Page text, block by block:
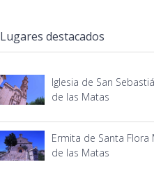
Lugares destacados
Iglesia de San
de las Matas
Ermita de Santa Flora
de las Matas